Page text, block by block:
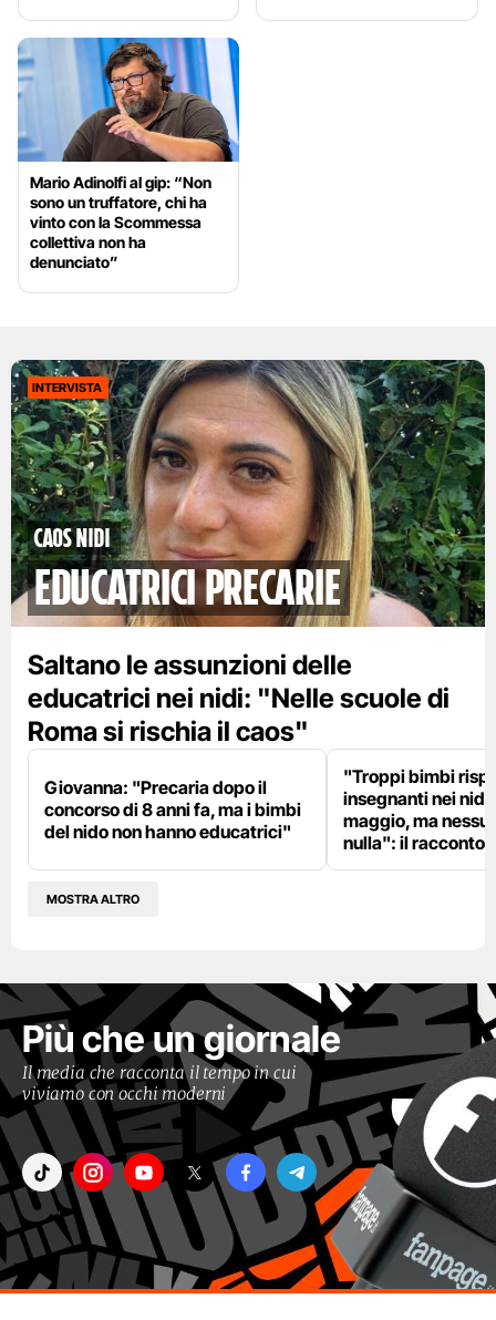
Mario Adinolfi al gip: “Non
sono un truffatore, chi ha
vinto con la Scommessa
collettiva non ha
denunciato”
INTERVISTA
Caos nidi
educatrici precarie
Saltano le assunzioni delle
educatrici nei nidi: "Nelle scuole di
Roma si rischia il caos"
Giovanna: "Precaria dopo il
concorso di 8 anni fa, ma i bimbi
del nido non hanno educatrici"
"Troppi bimbi
insegnanti nei
maggio, ma
nulla": il racconto
MOSTRA ALTRO
Più che un giornale
Il media che racconta il tempo in cui
viviamo con occhi moderni